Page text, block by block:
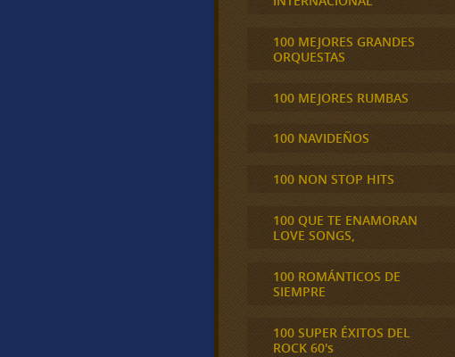
100 MEJORES GRANDES
ORQUESTAS
100 MEJORES RUMBAS
100 NAVIDEÑOS
100 NON STOP HITS
100 QUE TE ENAMORAN
LOVE SONGS,
100 ROMÁNTICOS DE
SIEMPRE
100 SUPER ÉXITOS DEL
ROCK 60's